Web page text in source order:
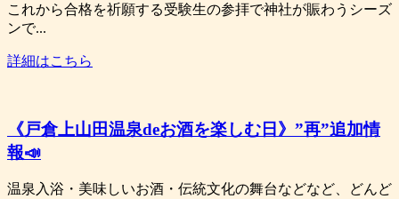
これから合格を祈願する受験生の参拝で神社が賑わうシーズ
ンで...
詳細はこちら
《戸倉上山田温泉deお酒を楽しむ日》”再”追加情
報📣
温泉入浴・美味しいお酒・伝統文化の舞台などなど、どんど